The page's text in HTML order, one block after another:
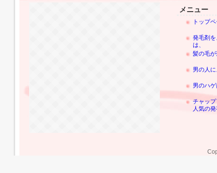
メニュー
トップ
発毛剤
は、
髪の毛
男の人
男のハ
チャッ
人気の